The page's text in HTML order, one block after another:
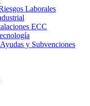
Laborales
ECC
y Subvenciones